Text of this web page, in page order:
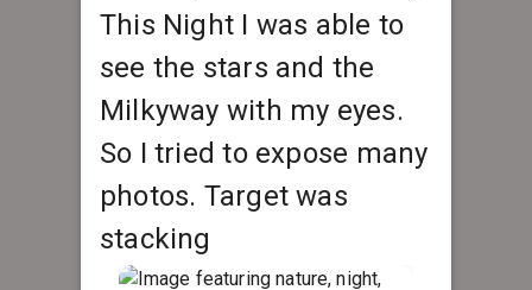
This Night I was able to
see the stars and the
Milkyway with my eyes.
So I tried to expose many
photos. Target was
stacking